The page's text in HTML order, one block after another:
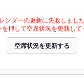
ンダーの更新に失敗しました
押して空席状況を更新して
空席状況を更新する